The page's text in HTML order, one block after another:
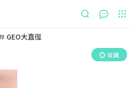
GEO大直徑
收藏
收藏